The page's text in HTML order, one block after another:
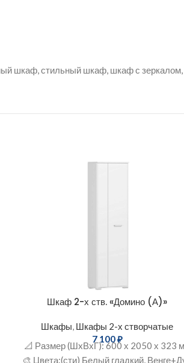
шкаф, стильный шкаф, шкаф с
Шкаф 2-х ств. «Домино (А)»
Шкафы, Шкафы 2-х створчатые
7 100₽
📐 Размер (ШxВхГ): 600 х 2050 х 323
🎨 Цвета:(сти) Белый гладкий,